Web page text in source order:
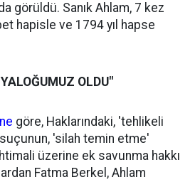
görüldü. Sanık Ahlam, 7 kez
hapisle ve 1794 yıl hapse
OLDU"
göre, Haklarındaki, 'tehlikeli
'silah temin etme'
üzerine ek savunma hakkı
Fatma Berkel, Ahlam